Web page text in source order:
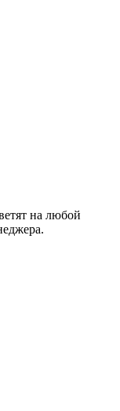
на любой